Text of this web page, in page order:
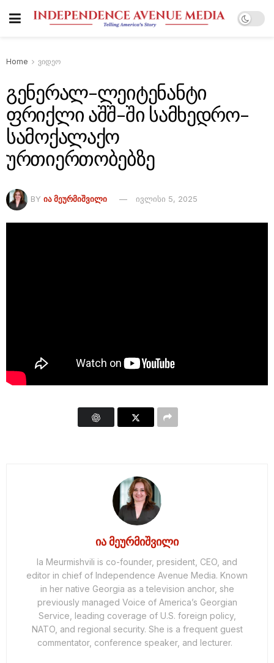
Home ვიდეო
გენერალ-ლეიტენანტი
ფრიქლი აშშ-ში სამხედრო-
სამოქალაქო
ურთიერთობებზე
BY ᲘᲐ ᲛᲔᲣᲠᲛᲘᲨᲕᲘᲚᲘ ივლისი 5, 2025
ია მეურმიშვილი
Ia Meurmishvili is co-founder, president, CEO, and
editor in chief of Independence Avenue Media. Known
in her native Georgia as a television anchor, she
previously managed Voice of America’s Georgian
Service, leading coverage of U.S. foreign policy,
NATO, and regional security. She is a frequent guest
commentator, conference speaker, and lecturer.